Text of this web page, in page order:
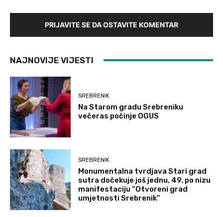
PRIJAVITE SE DA OSTAVITE KOMENTAR
NAJNOVIJE VIJESTI
SREBRENIK
Na Starom gradu Srebreniku
večeras počinje OGUS
SREBRENIK
Monumentalna tvrdjava Stari grad
sutra dočekuje još jednu, 49. po nizu
manifestaciju “Otvoreni grad
umjetnosti Srebrenik”